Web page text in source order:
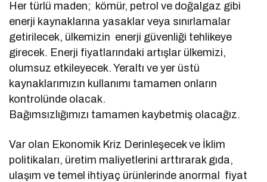
Her türlü maden; kömür, petrol ve doğalgaz gibi
enerji kaynaklarına yasaklar veya sınırlamalar
getirilecek, ülkemizin enerji güvenliği tehlikeye
girecek. Enerji fiyatlarındaki artışlar ülkemizi,
olumsuz etkileyecek. Yeraltı ve yer üstü
kaynaklarımızın kullanımı tamamen onların
kontrolünde olacak.
Bağımsızlığımızı tamamen kaybetmiş olacağız.
Var olan Ekonomik Kriz Derinleşecek ve İklim
politikaları, üretim maliyetlerini arttırarak gıda,
ulaşım ve temel ihtiyaç ürünlerinde anormal fiyat